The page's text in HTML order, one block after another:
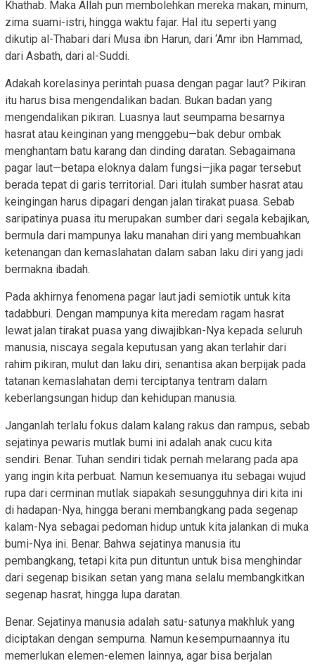
Khathab. Maka Allah pun membolehkan mereka makan, minum,
zima suami-istri, hingga waktu fajar. Hal itu seperti yang
dikutip al-Thabari dari Musa ibn Harun, dari ‘Amr ibn Hammad,
dari Asbath, dari al-Suddi.
Adakah korelasinya perintah puasa dengan pagar laut? Pikiran
itu harus bisa mengendalikan badan. Bukan badan yang
mengendalikan pikiran. Luasnya laut seumpama besarnya
hasrat atau keinginan yang menggebu—bak debur ombak
menghantam batu karang dan dinding daratan. Sebagaimana
pagar laut—betapa eloknya dalam fungsi—jika pagar tersebut
berada tepat di garis territorial. Dari itulah sumber hasrat atau
keingingan harus dipagari dengan jalan tirakat puasa. Sebab
saripatinya puasa itu merupakan sumber dari segala kebajikan,
bermula dari mampunya laku manahan diri yang membuahkan
ketenangan dan kemaslahatan dalam saban laku diri yang jadi
bermakna ibadah.
Pada akhirnya fenomena pagar laut jadi semiotik untuk kita
tadabburi. Dengan mampunya kita meredam ragam hasrat
lewat jalan tirakat puasa yang diwajibkan-Nya kepada seluruh
manusia, niscaya segala keputusan yang akan terlahir dari
rahim pikiran, mulut dan laku diri, senantisa akan berpijak pada
tatanan kemaslahatan demi terciptanya tentram dalam
keberlangsungan hidup dan kehidupan manusia.
Janganlah terlalu fokus dalam kalang rakus dan rampus, sebab
sejatinya pewaris mutlak bumi ini adalah anak cucu kita
sendiri. Benar. Tuhan sendiri tidak pernah melarang pada apa
yang ingin kita perbuat. Namun kesemuanya itu sebagai wujud
rupa dari cerminan mutlak siapakah sesungguhnya diri kita ini
di hadapan-Nya, hingga berani membangkang pada segenap
kalam-Nya sebagai pedoman hidup untuk kita jalankan di muka
bumi-Nya ini. Benar. Bahwa sejatinya manusia itu
pembangkang, tetapi kita pun dituntun untuk bisa menghindar
dari segenap bisikan setan yang mana selalu membangkitkan
segenap hasrat, hingga lupa daratan.
Benar. Sejatinya manusia adalah satu-satunya makhluk yang
diciptakan dengan sempurna. Namun kesempurnaannya itu
memerlukan elemen-elemen lainnya, agar bisa berjalan